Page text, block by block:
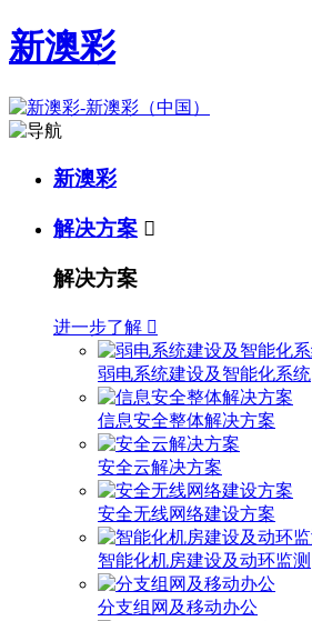
新澳彩
新澳彩
解决方案 
解决方案
进一步了解 
弱电系统建设及智能化系统
信息安全整体解决方案
安全云解决方案
安全无线网络建设方案
智能化机房建设及动环监测
分支组网及移动办公